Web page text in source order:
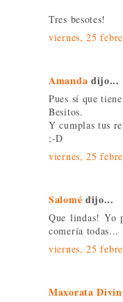
Tres besotes!
viernes, 25
Amanda dijo...
Pues sí que
Besitos.
Y cumplas tus
;-D
viernes, 25
Salomé dijo...
Que lindas! Yo
comería todas...
viernes, 25
Maxorata